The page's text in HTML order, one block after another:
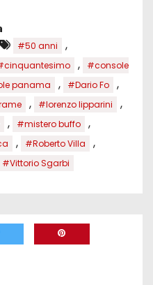
#50 anni ,
,
#console
panama , #Dario Fo ,
, #lorenzo lipparini ,
, #mistero buffo ,
, #Roberto Villa ,
#Vittorio Sgarbi